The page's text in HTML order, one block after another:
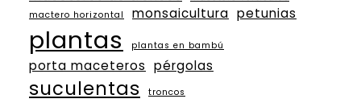
mactero horizontal
monsaicultura petunias
plantas plantas en bambú
porta maceteros pérgolas
suculentas troncos